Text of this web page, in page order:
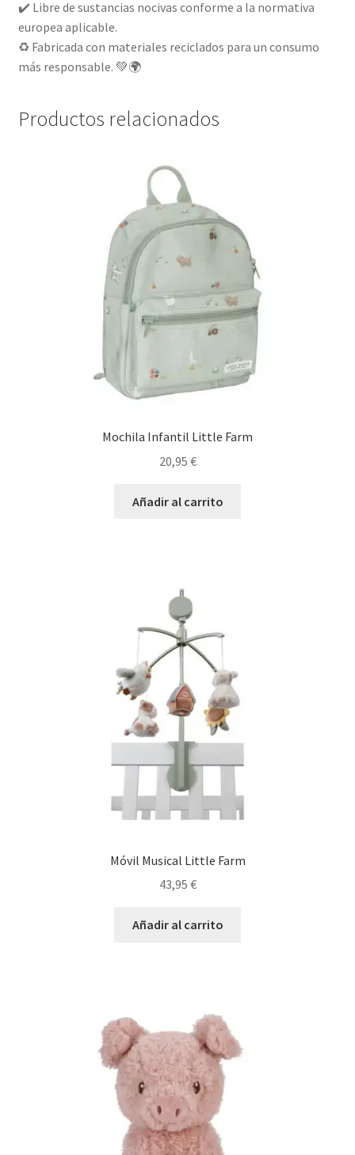
✔️ Libre de sustancias nocivas conforme a la normativa
europea aplicable.
♻️ Fabricada con materiales reciclados para un consumo
más responsable. 💚🌍
Productos relacionados
Mochila Infantil Little Farm
20,95 €
Añadir al carrito
Móvil Musical Little Farm
43,95 €
Añadir al carrito